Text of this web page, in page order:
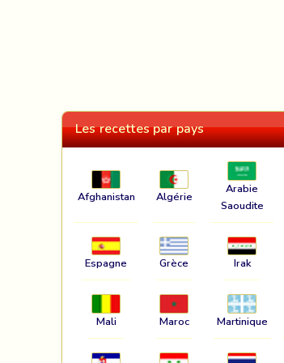
Les recettes par pays
Afghanistan Algérie
Arabie
Saoudite
Espagne Grèce Irak
Mali Maroc Martinique